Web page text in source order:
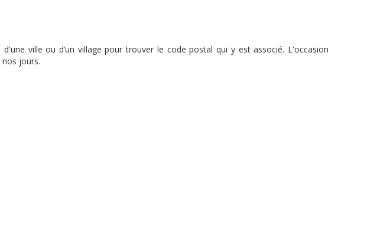
ville ou d’un village pour trouver le code postal qui y est associé. L'occasion
jours.